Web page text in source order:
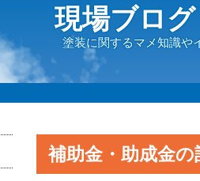
現場ブロ
塗装に関するマメ知識や
補助金・助成金の